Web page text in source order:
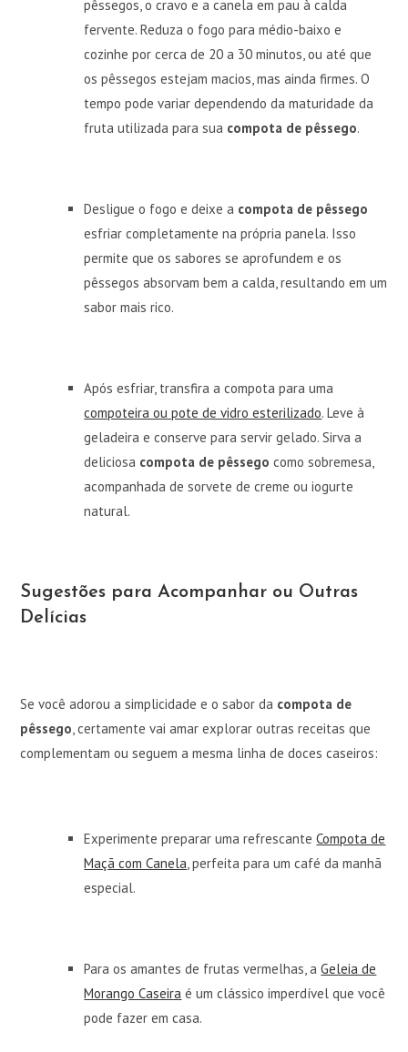
pêssegos, o cravo e a canela em pau à calda
fervente. Reduza o fogo para médio-baixo e
cozinhe por cerca de 20 a 30 minutos, ou até que
os pêssegos estejam macios, mas ainda firmes. O
tempo pode variar dependendo da maturidade da
fruta utilizada para sua compota de pêssego.
Desligue o fogo e deixe a compota de pêssego
esfriar completamente na própria panela. Isso
permite que os sabores se aprofundem e os
pêssegos absorvam bem a calda, resultando em um
sabor mais rico.
Após esfriar, transfira a compota para uma
compoteira ou pote de vidro esterilizado. Leve à
geladeira e conserve para servir gelado. Sirva a
deliciosa compota de pêssego como sobremesa,
acompanhada de sorvete de creme ou iogurte
natural.
Sugestões para Acompanhar ou Outras
Delícias
Se você adorou a simplicidade e o sabor da compota de
pêssego, certamente vai amar explorar outras receitas que
complementam ou seguem a mesma linha de doces caseiros:
Experimente preparar uma refrescanteCompota de
Maçã com Canela, perfeita para um café da manhã
especial.
Para os amantes de frutas vermelhas, aGeleia de
Morango Caseira é um clássico imperdível que você
pode fazer em casa.